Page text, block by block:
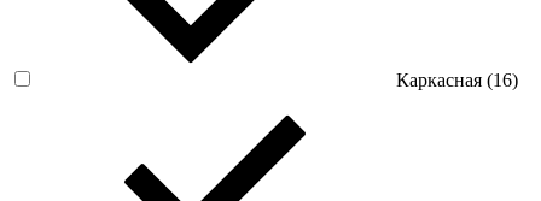
Каркасная (16)